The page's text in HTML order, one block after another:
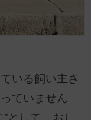
いる飼い主さ
ていません